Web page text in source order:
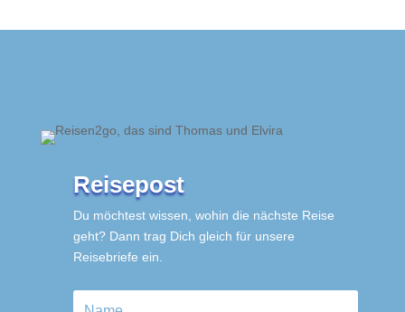
Reisepost
Du möchtest wissen, wohin die nächste Reise
geht? Dann trag Dich gleich für unsere
Reisebriefe ein.